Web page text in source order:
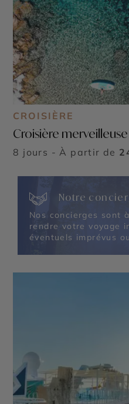
CROISIÈRE
Croisière
8 jours - À partir de
Notre
Nos concierges sont
rendre votre voyage
éventuels imprévus